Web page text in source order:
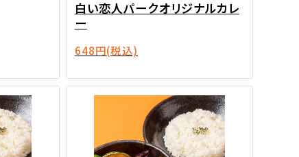
白い恋人パークオリジナルカレ
ー
648円(税込)